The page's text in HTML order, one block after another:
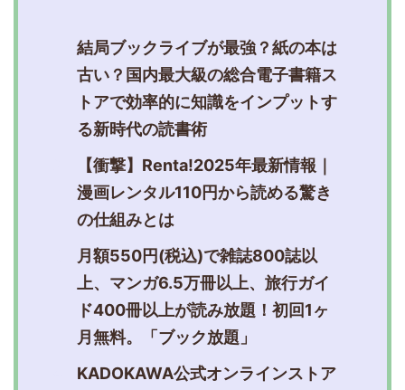
結局ブックライブが最強？紙の本は
古い？国内最大級の総合電子書籍ス
トアで効率的に知識をインプットす
る新時代の読書術
【衝撃】Renta!2025年最新情報｜
漫画レンタル110円から読める驚き
の仕組みとは
月額550円(税込)で雑誌800誌以
上、マンガ6.5万冊以上、旅行ガイ
ド400冊以上が読み放題！初回1ヶ
月無料。「ブック放題」
KADOKAWA公式オンラインストア